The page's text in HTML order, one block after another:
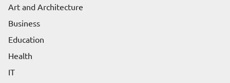
Art and Architecture
Business
Education
Health
IT